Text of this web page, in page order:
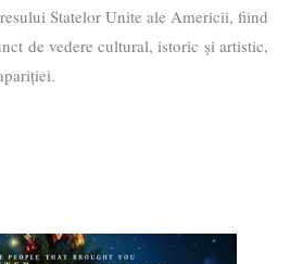
Statelor Unite ale Americii, fiind
de vedere cultural, istoric și artistic,